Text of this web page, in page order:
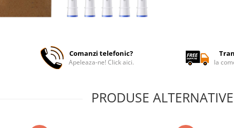
Comanzi telefonic?
Apeleaza-ne! Click aici. la
PRODUSE ALTERNATIVE